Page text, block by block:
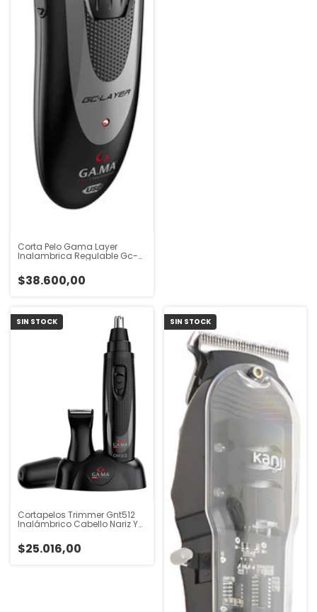
Corta Pelo Gama Layer
Inalambrica Regulable Gc-
$38.600,00
SIN STOCK
Cortapelos Trimmer Gnt512
Inalámbrico Cabello Nariz Y
$25.016,00
SIN STOCK